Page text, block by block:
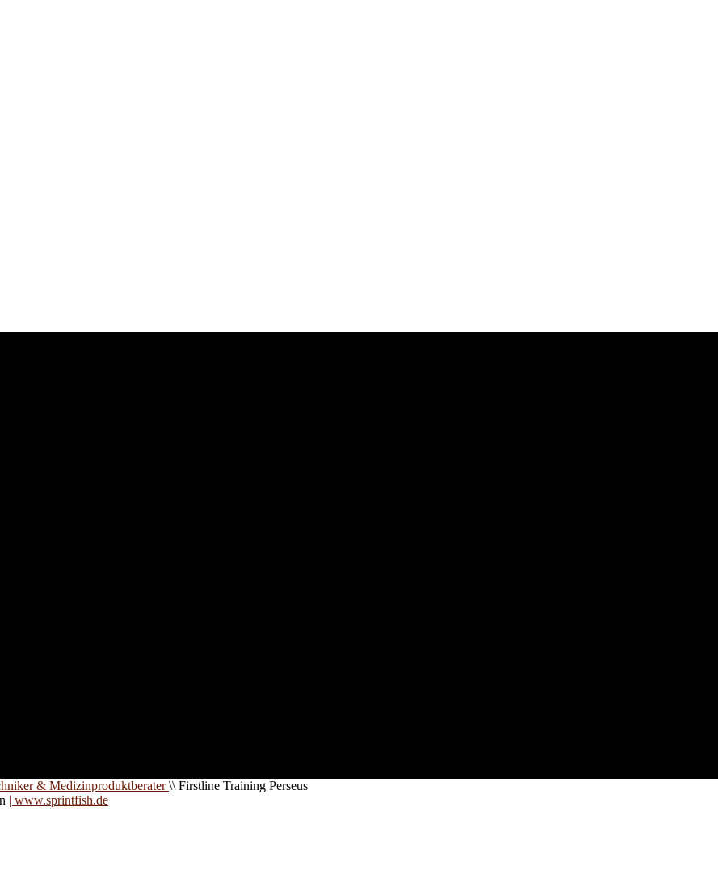
& Medizinproduktberater\\ Firstline Training Perseus
| www.sprintfish.de